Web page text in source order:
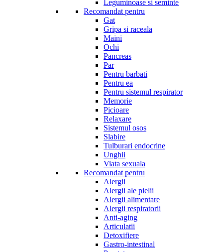
Leguminoase si seminte
Recomandat pentru
Gat
Gripa si raceala
Maini
Ochi
Pancreas
Par
Pentru barbati
Pentru ea
Pentru sistemul respirator
Memorie
Picioare
Relaxare
Sistemul osos
Slabire
Tulburari endocrine
Unghii
Viata sexuala
Recomandat pentru
Alergii
Alergii ale pielii
Alergii alimentare
Alergii respiratorii
Anti-aging
Articulatii
Detoxifiere
Gastro-intestinal